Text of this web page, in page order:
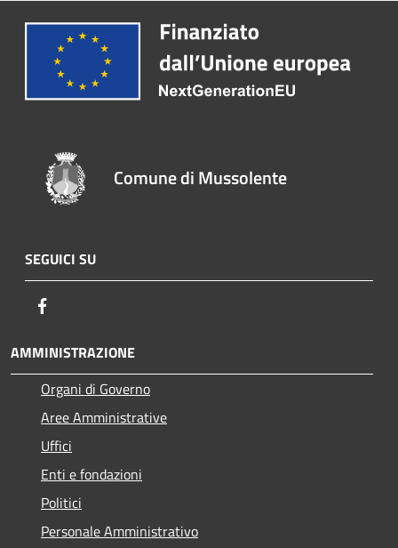
Comune di Mussolente
SEGUICI SU
AMMINISTRAZIONE
Organi di Governo
Aree Amministrative
Uffici
Enti e fondazioni
Politici
Personale Amministrativo